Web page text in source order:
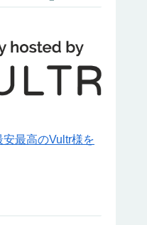
最高のVultr様を